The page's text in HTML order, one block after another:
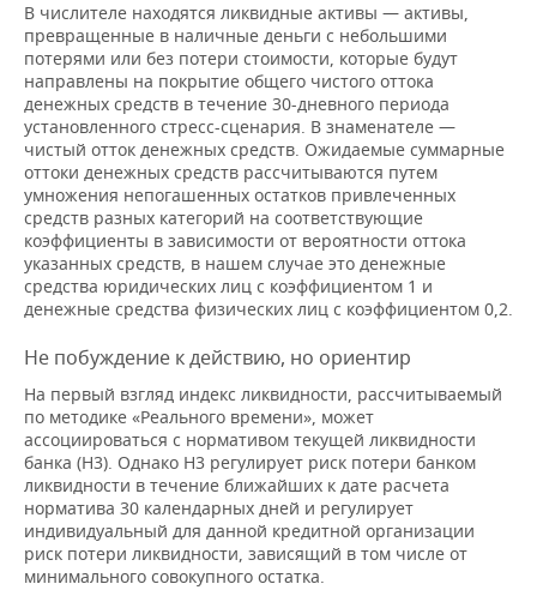
В числителе находятся ликвидные активы — активы,
превращенные в наличные деньги с небольшими
потерями или без потери стоимости, которые будут
направлены на покрытие общего чистого оттока
денежных средств в течение 30-дневного периода
установленного стресс-сценария. В знаменателе —
чистый отток денежных средств. Ожидаемые суммарные
оттоки денежных средств рассчитываются путем
умножения непогашенных остатков привлеченных
средств разных категорий на соответствующие
коэффициенты в зависимости от вероятности оттока
указанных средств, в нашем случае это денежные
средства юридических лиц с коэффициентом 1 и
денежные средства физических лиц с коэффициентом 0,2.
Не побуждение к действию, но ориентир
На первый взгляд индекс ликвидности, рассчитываемый
по методике «Реального времени», может
ассоциироваться с нормативом текущей ликвидности
банка (Н3). Однако Н3 регулирует риск потери банком
ликвидности в течение ближайших к дате расчета
норматива 30 календарных дней и регулирует
индивидуальный для данной кредитной организации
риск потери ликвидности, зависящий в том числе от
минимального совокупного остатка.